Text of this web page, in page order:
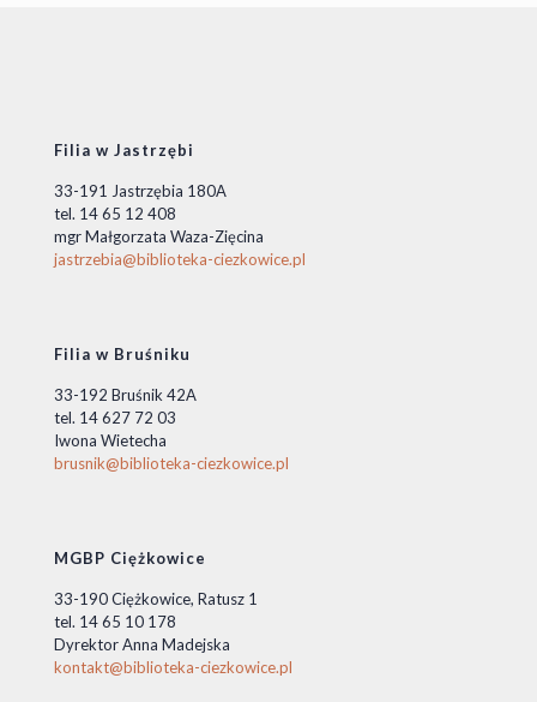
Filia w Jastrzębi
33-191 Jastrzębia 180A
tel. 14 65 12 408
mgr Małgorzata Waza-Zięcina
jastrzebia@biblioteka-ciezkowice.pl
Filia w Bruśniku
33-192 Bruśnik 42A
tel. 14 627 72 03
Iwona Wietecha
brusnik@biblioteka-ciezkowice.pl
MGBP Ciężkowice
33-190 Ciężkowice, Ratusz 1
tel. 14 65 10 178
Dyrektor Anna Madejska
kontakt@biblioteka-ciezkowice.pl